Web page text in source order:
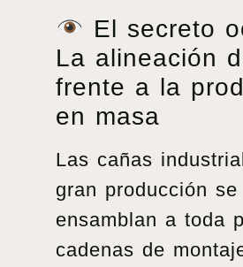
El secreto
La alineación
frente a la
en masa
Las cañas
gran producción se
ensamblan a toda
cadenas de